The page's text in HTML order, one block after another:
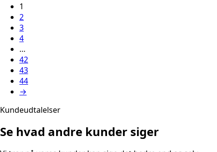
1
2
3
4
…
42
43
44
→
Kundeudtalelser
Se hvad andre kunder siger